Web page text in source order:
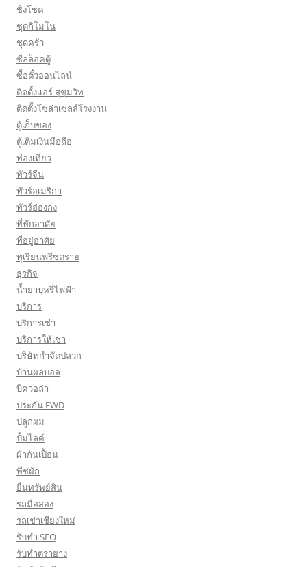
ชิงโชค
ชุดกิโมโน
ชุดครัว
ซีลล็อคตู้
ซื้อตั๋วออนไลน์
ติดตั้งเเอร์ สุขุมวิท
ติดตั้งโซล่าเซลล์โรงงาน
ตู้เก็บของ
ตู้เติมเงินมือถือ
ท่องเที่ยว
ทัวร์จีน
ทัวร์อเมริกา
ทัวร์ฮ่องกง
ที่พักอาศัย
ที่อยู่อาศัย
ทุเรียนฟรีซดราย
ธุรกิจ
น้ำยาบุหรี่ไฟฟ้า
บริการ
บริการเช่า
บริการให้เช่า
บริษัทกำจัดปลวก
บ้านผลบอล
บีควอล่า
ประกัน FWD
ปลูกผม
ปั้มไลค์
ผ้ากันเปื้อน
พืชผัก
ยื่นทรัพย์สิน
รถมือสอง
รถเช่าเชียงใหม่
รับทำ SEO
รับทำตรายาง